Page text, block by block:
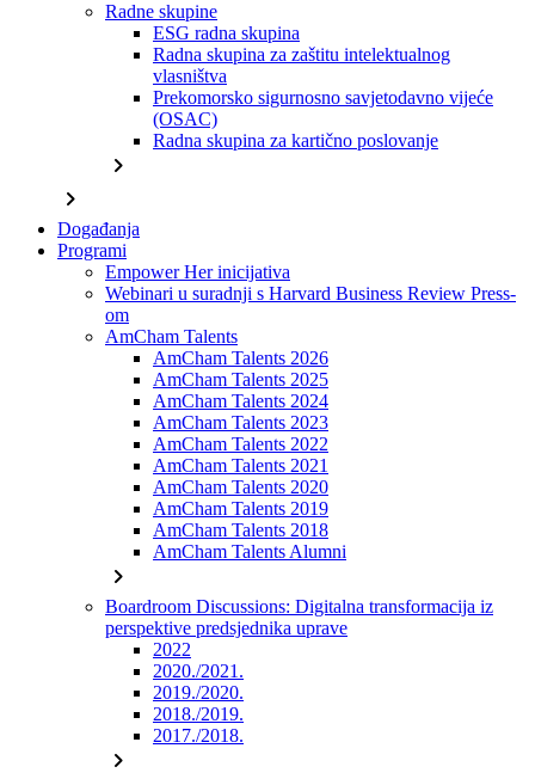
Radne skupine
ESG radna skupina
Radna skupina za zaštitu intelektualnog
vlasništva
Prekomorsko sigurnosno savjetodavno vijeće
(OSAC)
Radna skupina za kartično poslovanje
chevron_right
chevron_right
Događanja
Programi
Empower Her inicijativa
Webinari u suradnji s Harvard Business Review Press-
om
AmCham Talents
AmCham Talents 2026
AmCham Talents 2025
AmCham Talents 2024
AmCham Talents 2023
AmCham Talents 2022
AmCham Talents 2021
AmCham Talents 2020
AmCham Talents 2019
AmCham Talents 2018
AmCham Talents Alumni
chevron_right
Boardroom Discussions: Digitalna transformacija iz
perspektive predsjednika uprave
2022
2020./2021.
2019./2020.
2018./2019.
2017./2018.
chevron_right